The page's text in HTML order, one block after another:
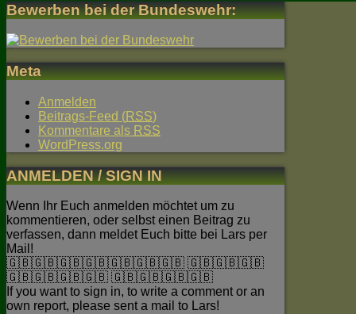
Bewerben bei der Bundeswehr:
Meta
Anmelden
Beitrags-Feed (RSS)
Kommentare als RSS
WordPress.org
ANMELDEN / SIGN IN
Wenn Ihr Euch anmelden möchtet um zu
kommentieren, oder selbst einen Beitrag zu
verfassen, dann meldet Euch bitte bei Lars per
Mail!
🇬🇧🇬🇧🇬🇧🇬🇧🇬🇧🇬🇧🇬🇧 🇬🇧🇬🇧🇬🇧
🇬🇧🇬🇧🇬🇧🇬🇧 🇬🇧🇬🇧🇬🇧🇬🇧
If you want to sign in, to write a comment or an
own report, please sent a mail to Lars!